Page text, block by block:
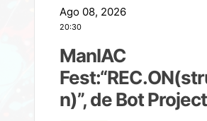
Ago 08, 2026
20:30
ManIAC
n)”, de Bot Project